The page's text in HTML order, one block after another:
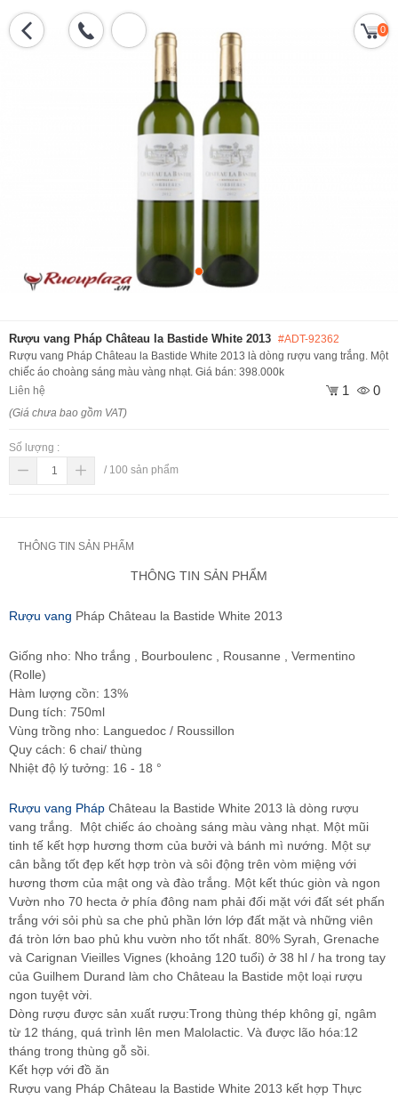
0
Rượu vang Pháp Château la Bastide White 2013 #ADT-92362
Rượu vang Pháp Château la Bastide White 2013 là dòng rượu vang trắng. Một
chiếc áo choàng sáng màu vàng nhạt. Giá bán: 398.000k
Liên hệ
1 0
(Giá chưa bao gồm VAT)
Số lượng :
/ 100 sản phẩm
THÔNG TIN SẢN PHẨM
THÔNG TIN SẢN PHẨM
Rượu vang Pháp Château la Bastide White 2013
Giống nho: Nho trắng , Bourboulenc , Rousanne , Vermentino
(Rolle)
Hàm lượng cồn: 13%
Dung tích: 750ml
Vùng trồng nho: Languedoc / Roussillon
Quy cách: 6 chai/ thùng
Nhiệt độ lý tưởng: 16 - 18 °
Rượu vang Pháp Château la Bastide White 2013 là dòng rượu
vang trắng. Một chiếc áo choàng sáng màu vàng nhạt. Một mũi
tinh tế kết hợp hương thơm của bưởi và bánh mì nướng. Một sự
cân bằng tốt đẹp kết hợp tròn và sôi động trên vòm miệng với
hương thơm của mật ong và đào trắng. Một kết thúc giòn và ngon
Vườn nho 70 hecta ở phía đông nam phải đối mặt với đất sét phấn
trắng với sỏi phù sa che phủ phần lớn lớp đất mặt và những viên
đá tròn lớn bao phủ khu vườn nho tốt nhất. 80% Syrah, Grenache
và Carignan Vieilles Vignes (khoảng 120 tuổi) ở 38 hl / ha trong tay
của Guilhem Durand làm cho Château la Bastide một loại rượu
ngon tuyệt vời.
Dòng rượu được sản xuất rượu:Trong thùng thép không gỉ, ngâm
từ 12 tháng, quá trình lên men Malolactic. Và được lão hóa:12
tháng trong thùng gỗ sồi.
Kết hợp với đồ ăn
Rượu vang Pháp Château la Bastide White 2013 kết hợp Thực